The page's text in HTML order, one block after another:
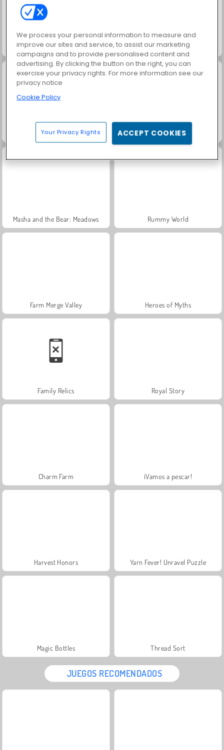
Solitario FRVR Solitaire Social
Trollface Quest: USA 2
Masha and the Bear: Meadows Rummy World
Farm Merge Valley Heroes of Myths
Family Relics Royal Story
Charm Farm ¡Vamos a pescar!
Harvest Honors Yarn Fever! Unravel Puzzle
Magic Bottles Thread Sort
JUEGOS RECOMENDADOS
We process your personal information to measure and
improve our sites and service, to assist our marketing
campaigns and to provide personalised content and
advertising. By clicking the button on the right, you can
exercise your privacy rights. For more information see our
privacy notice
Cookie Policy
Your Privacy Rights ACCEPT COOKIES